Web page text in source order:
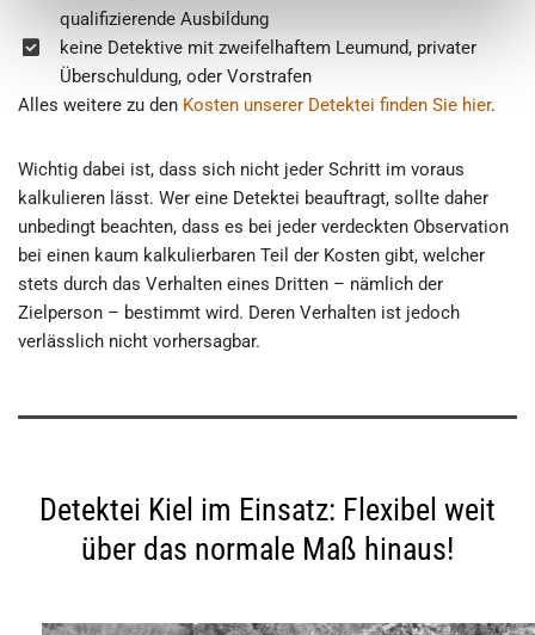
qualifizierende Ausbildung
keine Detektive mit zweifelhaftem Leumund, privater
Überschuldung, oder Vorstrafen
Alles weitere zu den Kosten unserer Detektei finden Sie hier.
Wichtig dabei ist, dass sich nicht jeder Schritt im voraus
kalkulieren lässt. Wer eine Detektei beauftragt, sollte daher
unbedingt beachten, dass es bei jeder verdeckten Observation
bei einen kaum kalkulierbaren Teil der Kosten gibt, welcher
stets durch das Verhalten eines Dritten – nämlich der
Zielperson – bestimmt wird. Deren Verhalten ist jedoch
verlässlich nicht vorhersagbar.
Detektei Kiel im Einsatz: Flexibel weit
über das normale Maß hinaus!